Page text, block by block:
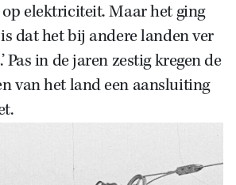
Zoek
elektriciteit. Maar het ging
dat het bij andere landen ver
Pas in de jaren zestig kregen de
van het land een aansluiting